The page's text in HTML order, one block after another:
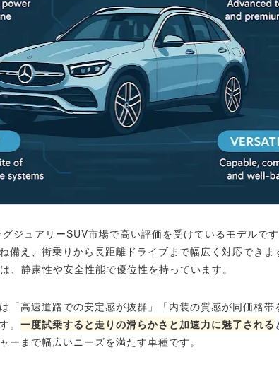
グジュアリーSUV市場で高い評価を受けているモデルで
備え、街乗りから長距離ドライブまで幅広く対応できま
、静粛性や安全性能で優位性を持っています。
「高速道路での安定感が抜群」「内装の質感が同価格帯
。一度試乗すると走りの滑らかさと加速力に魅了される
ーまで幅広いニーズを満たす車種です。